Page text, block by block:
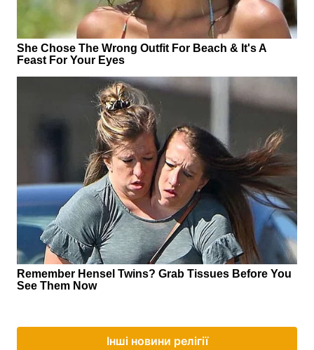
Інші новини релігії